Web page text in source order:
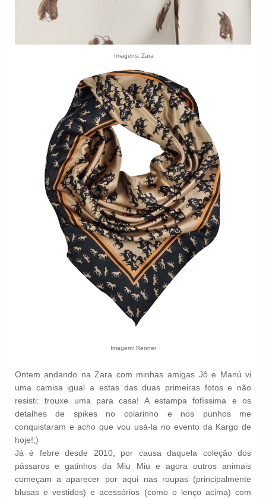
Imagens: Zara
Imagem: Renner
Ontem andando na Zara com minhas amigas Jô e Manú vi
uma camisa igual a estas das duas primeiras fotos e não
resisti: trouxe uma para casa! A estampa fofíssima e os
detalhes de spikes no colarinho e nos punhos me
conquistaram e acho que vou usá-la no evento da Kargo de
hoje!;)
Já é febre desde 2010, por causa daquela coleção dos
pássaros e gatinhos da Miu Miu e agora outros animais
começam a aparecer por aqui nas roupas (principalmente
blusas e vestidos) e acessórios (como o lenço acima) com